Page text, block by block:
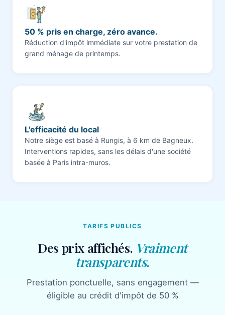
50 % pris en charge, zéro avance.
Réduction d'impôt immédiate sur votre prestation de
grand ménage de printemps.
L'efficacité du local
Notre siège est basé à Rungis, à 6 km de Bagneux.
Interventions rapides, sans les délais d'une société
basée à Paris intra-muros.
TARIFS PUBLICS
Des prix affichés. Vraiment
transparents.
Prestation ponctuelle, sans engagement —
éligible au crédit d'impôt de 50 %